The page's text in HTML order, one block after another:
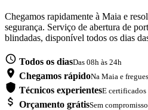
Chegamos rapidamente à Maia e
segurança. Serviço de abertura de
blindadas, disponível todos os dias
Todos os diasDas 08h às 24h
Chegamos rápidoNa Maia e
Técnicos experientesE certificados
Orçamento grátisSem compromisso